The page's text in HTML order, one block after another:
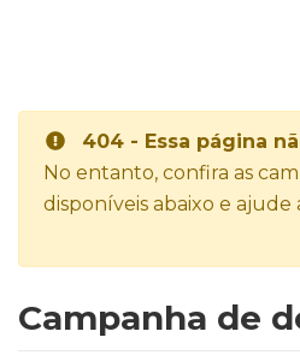
404 - Essa página
No entanto, confira as
disponíveis abaixo e ajude
Campanha de